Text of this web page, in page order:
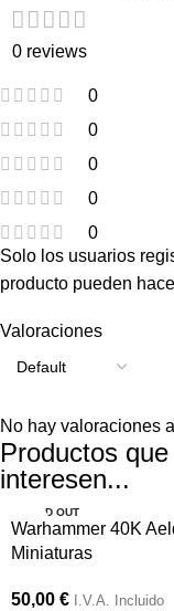
0 reviews
0
0
0
0
0
Valoraciones
No hay valoraciones
Solo los usuarios
producto pueden
Productos
interesen...
SOLD OUT
Warhammer 40K
Miniaturas
50,00 € I.V.A. Incluido